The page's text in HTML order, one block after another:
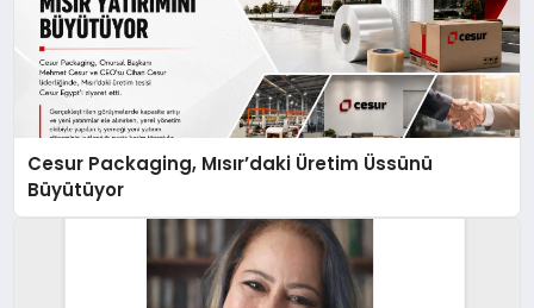
Cesur Packaging, Mısır’daki Üretim Üssünü
Büyütüyor